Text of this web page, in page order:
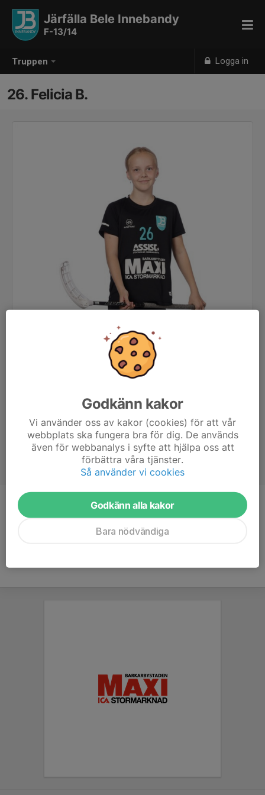
Truppen Logga in
Järfälla Bele Innebandy
F-13/14
26. Felicia B.
Ålder 12 år
Godkänn kakor
Vi använder oss av kakor (cookies) för att vår
webbplats ska fungera bra för dig. De används
även för webbanalys i syfte att hjälpa oss att
förbättra våra tjänster.
Så använder vi cookies
Godkänn alla kakor
Bara nödvändiga